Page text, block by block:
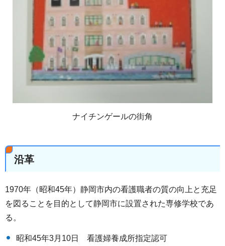
ナイチンゲールの街角
沿革
1970年（昭和45年）静岡市内の看護職者の質の向上と充足
を図ることを目的として静岡市に設置された専修学校であ
る。
昭和45年3月10日 看護婦養成所指定認可